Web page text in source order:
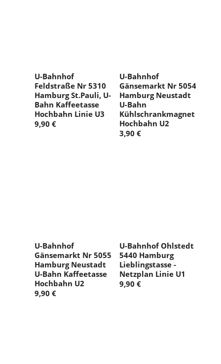
U-Bahnhof
Feldstraße Nr 5310
Hamburg St.Pauli, U-
Bahn Kaffeetasse
Hochbahn Linie U3
9,90 €
U-Bahnhof
Gänsemarkt Nr 5054
Hamburg Neustadt
U-Bahn
Kühlschrankmagnet
Hochbahn U2
3,90 €
U-Bahnhof
Gänsemarkt Nr 5055
Hamburg Neustadt
U-Bahn Kaffeetasse
Hochbahn U2
9,90 €
U-Bahnhof Ohlstedt
5440 Hamburg
Lieblingstasse -
Netzplan Linie U1
9,90 €